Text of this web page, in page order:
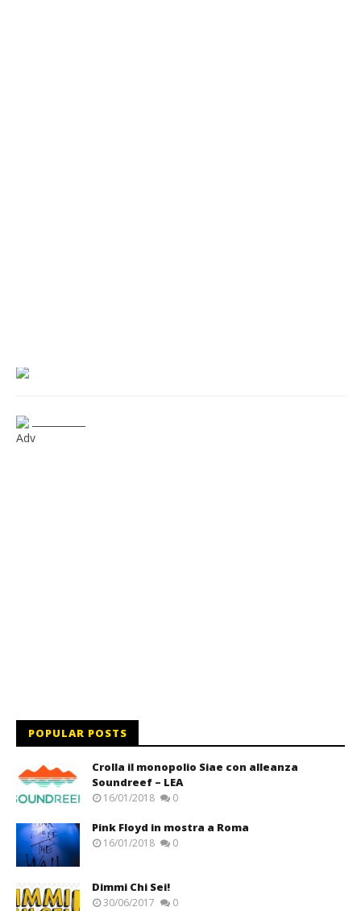
Adv
POPULAR POSTS
Crolla il monopolio Siae con alleanza
Soundreef – LEA
16/01/2018 0
Pink Floyd in mostra a Roma
16/01/2018 0
Dimmi Chi Sei!
30/06/2017 0